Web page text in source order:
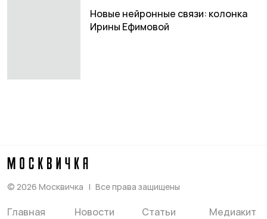
Новые нейронные связи: колонка
Ирины Ефимовой
© 2026 Москвичка Все права защищены
Главная Новости Статьи Медиакит